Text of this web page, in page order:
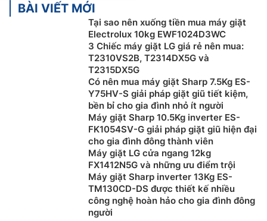
BÀI VIẾT MỚI
Tại sao nên xuống tiền mua máy giặt
Electrolux 10kg EWF1024D3WC
3 Chiếc máy giặt LG giá rẻ nên mua:
T2310VS2B, T2314DX5G và
T2315DX5G
Có nên mua máy giặt Sharp 7.5Kg ES-
Y75HV-S giải pháp giặt giũ tiết kiệm,
bền bỉ cho gia đình nhỏ ít người
Máy giặt Sharp 10.5Kg inverter ES-
FK1054SV-G giải pháp giặt giũ hiện đại
cho gia đình đông thành viên
Máy giặt LG cửa ngang 12kg
FX1412N5G và những ưu điểm trội
Máy giặt Sharp inverter 13Kg ES-
TM130CD-DS được thiết kế nhiều
công nghệ hoàn hảo cho gia đình đông
người